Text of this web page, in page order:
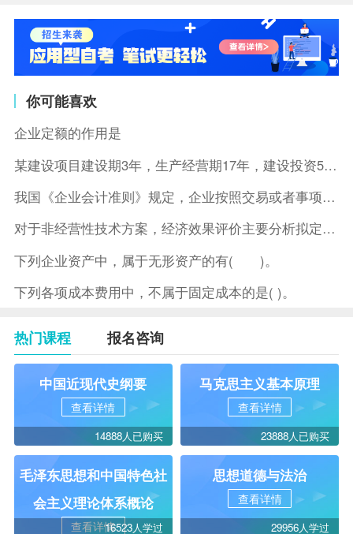
你可能喜欢
企业定额的作用是
某建设项目建设期3年，生产经营期17年，建设投资5500万元
我国《企业会计准则》规定，企业按照交易或者事项的经济特征确定
对于非经营性技术方案，经济效果评价主要分析拟定方案的( )。
下列企业资产中，属于无形资产的有( )。
下列各项成本费用中，不属于固定成本的是( )。
热门课程 报名咨询
中国近现代史纲要
查看详情
14888人已购买
马克思主义基本原理
查看详情
23888人已购买
毛泽东思想和中国特色社
会主义理论体系概论
查看详情16523人学过
思想道德与法治
查看详情
29956人学过